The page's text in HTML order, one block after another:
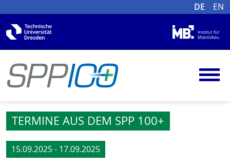
DE EN
TERMINE AUS DEM SPP 100+
15.09.2025 - 17.09.2025